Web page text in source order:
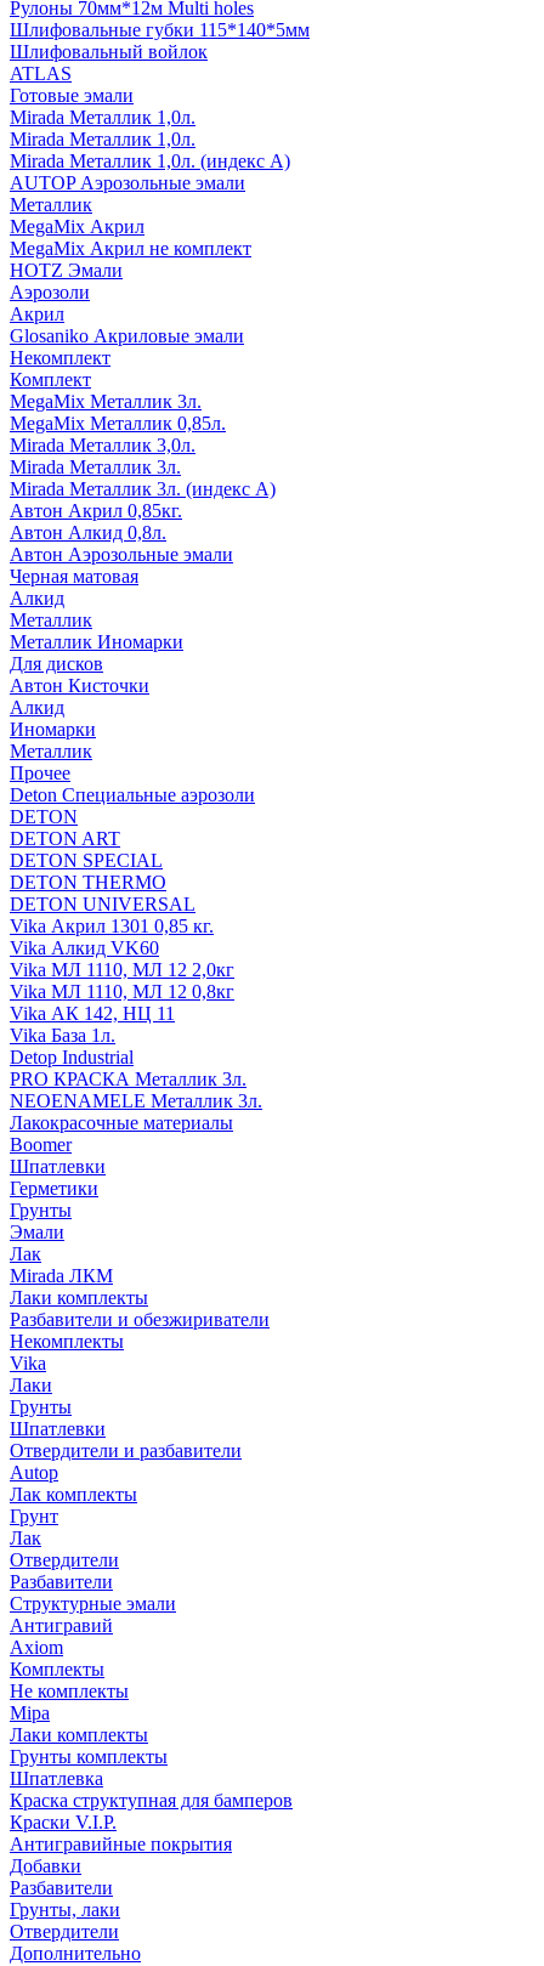
Рулоны 70мм*12м Multi holes
Шлифовальные губки 115*140*5мм
Шлифовальный войлок
ATLAS
Готовые эмали
Mirada Металлик 1,0л.
Mirada Металлик 1,0л.
Mirada Металлик 1,0л. (индекс А)
AUTOP Аэрозольные эмали
Металлик
MegaMix Акрил
MegaMix Акрил не комплект
HOTZ Эмали
Аэрозоли
Акрил
Glosaniko Акриловые эмали
Некомплект
Комплект
MegaMix Металлик 3л.
MegaMix Металлик 0,85л.
Mirada Металлик 3,0л.
Mirada Металлик 3л.
Mirada Металлик 3л. (индекс А)
Автон Акрил 0,85кг.
Автон Алкид 0,8л.
Автон Аэрозольные эмали
Черная матовая
Алкид
Металлик
Металлик Иномарки
Для дисков
Автон Кисточки
Алкид
Иномарки
Металлик
Прочее
Deton Специальные аэрозоли
DETON
DETON ART
DETON SPECIAL
DETON THERMO
DETON UNIVERSAL
Vika Акрил 1301 0,85 кг.
Vika Алкид VK60
Vika МЛ 1110, МЛ 12 2,0кг
Vika МЛ 1110, МЛ 12 0,8кг
Vika АК 142, НЦ 11
Vika База 1л.
Detop Industrial
PRO КРАСКА Металлик 3л.
NEOENAMELE Металлик 3л.
Лакокрасочные материалы
Boomer
Шпатлевки
Герметики
Грунты
Эмали
Лак
Mirada ЛКМ
Лаки комплекты
Разбавители и обезжириватели
Некомплекты
Vika
Лаки
Грунты
Шпатлевки
Отвердители и разбавители
Autop
Лак комплекты
Грунт
Лак
Отвердители
Разбавители
Структурные эмали
Антигравий
Axiom
Комплекты
Не комплекты
Mipa
Лаки комплекты
Грунты комплекты
Шпатлевка
Краска структупная для бамперов
Краски V.I.P.
Антигравийные покрытия
Добавки
Разбавители
Грунты, лаки
Отвердители
Дополнительно